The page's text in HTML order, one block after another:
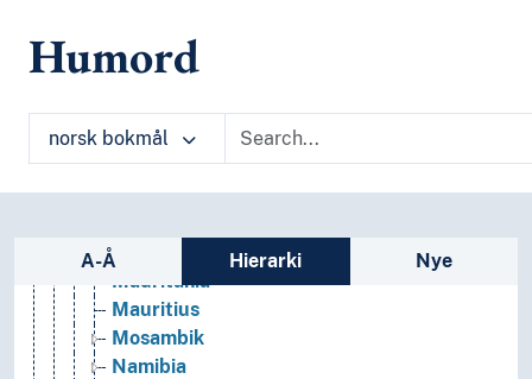
Humord
norsk bokmål
Sidefelt: navigér i vokabularet
A-Å Hierarki Nye
Kusj
Liberia
Libya
Madagaskar
Malawi
Marokko
Mauritania
Mauritius
Mosambik
Namibia